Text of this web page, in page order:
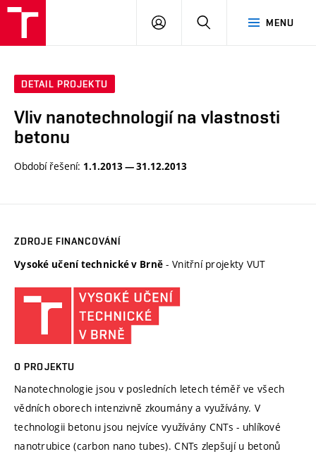
MENU
PŘIHLÁSIT
DETAIL PROJEKTU
Vliv nanotechnologií na vlastnosti
betonu
Období řešení: 1.1.2013 — 31.12.2013
ZDROJE FINANCOVÁNÍ
Vysoké učení technické v Brně - Vnitřní projekty VUT
O PROJEKTU
Nanotechnologie jsou v posledních letech téměř ve všech
vědních oborech intenzivně zkoumány a využívány. V
technologii betonu jsou nejvíce využívány CNTs - uhlíkové
nanotrubice (carbon nano tubes). CNTs zlepšují u betonů